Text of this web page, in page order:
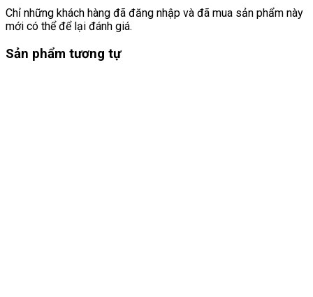
Chỉ những khách hàng đã đăng nhập và đã mua sản phẩm này
mới có thể để lại đánh giá.
Sản phẩm tương tự